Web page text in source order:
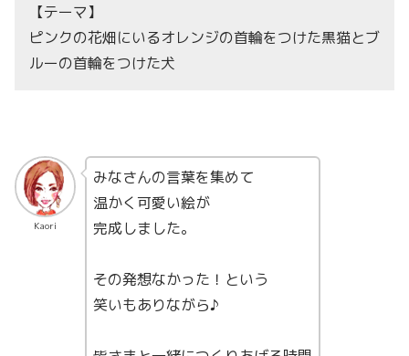
【テーマ】
ピンクの花畑にいるオレンジの首輪をつけた黒猫とブ
ルーの首輪をつけた犬
Kaori
みなさんの言葉を集めて
温かく可愛い絵が
完成しました。
その発想なかった！という
笑いもありながら♪